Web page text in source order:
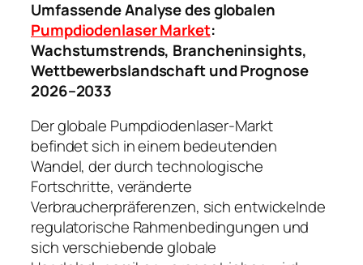
Umfassende Analyse des globalen
Pumpdiodenlaser Market:
Wachstumstrends, Brancheninsights,
Wettbewerbslandschaft und Prognose
2026–2033
Der globale Pumpdiodenlaser-Markt
befindet sich in einem bedeutenden
Wandel, der durch technologische
Fortschritte, veränderte
Verbraucherpräferenzen, sich entwickelnde
regulatorische Rahmenbedingungen und
sich verschiebende globale